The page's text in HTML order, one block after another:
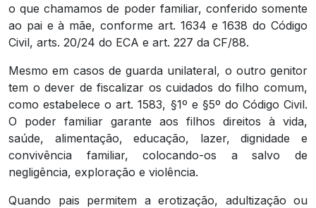
o que chamamos de poder familiar, conferido somente
ao pai e à mãe, conforme art. 1634 e 1638 do Código
Civil, arts. 20/24 do ECA e art. 227 da CF/88.
Mesmo em casos de guarda unilateral, o outro genitor
tem o dever de fiscalizar os cuidados do filho comum,
como estabelece o art. 1583, §1º e §5º do Código Civil.
O poder familiar garante aos filhos direitos à vida,
saúde, alimentação, educação, lazer, dignidade e
convivência familiar, colocando-os a salvo de
negligência, exploração e violência.
Quando pais permitem a erotização, adultização ou